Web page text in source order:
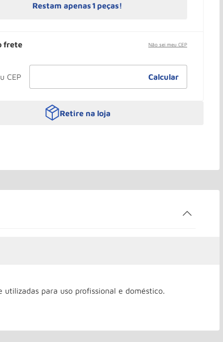
Restam apenas 1 peças!
frete Não sei meu CEP
Retire na loja
para uso profissional e doméstico.